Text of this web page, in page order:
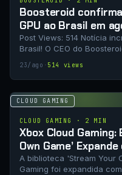
Boosteroid
GPU ao Brasil em
Post Views: 514 Notícia
Brasil! O CEO do
23/ago · 514 views
CLOUD GAMING
CLOUD GAMING · 2 MIN
Xbox Cloud
Own Game’
Títulos
A biblioteca 'Stream Your
Gaming foi expandida